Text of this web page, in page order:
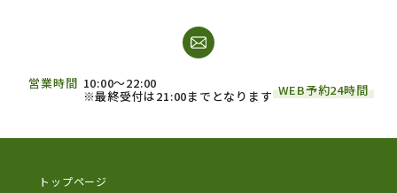
営業時間 10:00～22:00
※最終受付は21:00までとなります WEB予約24時間
トップページ